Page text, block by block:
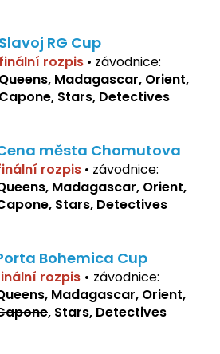
Slavoj RG Cup
finální rozpis • závodnice:
Queens, Madagascar, Orient,
Capone, Stars, Detectives
města Chomutova
rozpis • závodnice:
Madagascar, Orient,
Stars, Detectives
Bohemica Cup
rozpis • závodnice:
Madagascar, Orient,
, Stars, Detectives